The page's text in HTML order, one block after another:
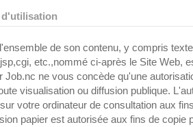
d'utilisation
de son contenu, y compris
etc.,nommé ci-après le Site Web,
Job.nc ne vous concède qu'une
visualisation ou diffusion publique.
votre ordinateur de consultation aux
papier est autorisée aux fins de